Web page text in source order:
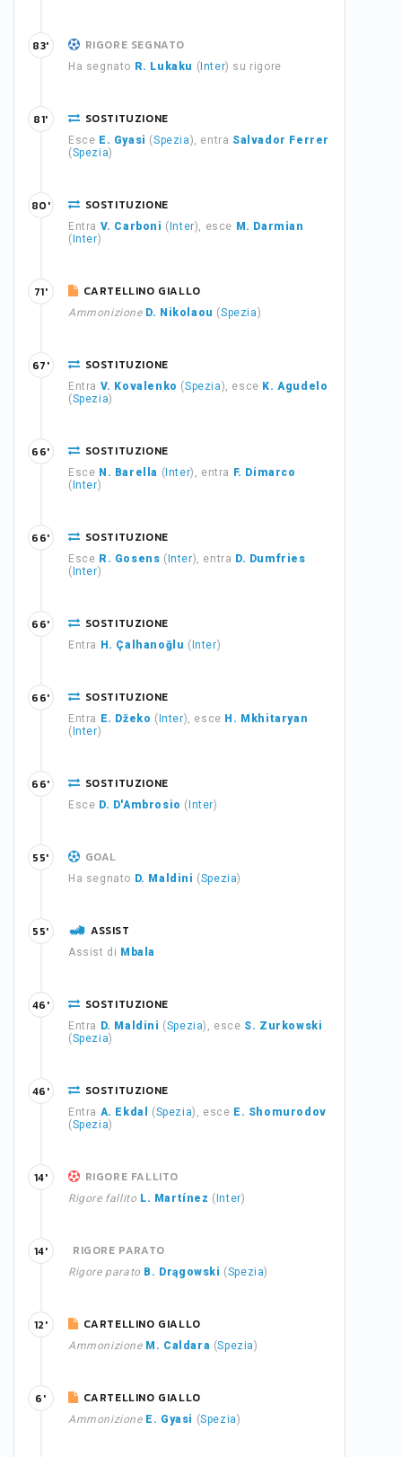
RIGORE SEGNATO
Ha segnato R. Lukaku ( Inter) su rigore
83'
SOSTITUZIONE
Esce E. Gyasi (Spezia), entra Salvador Ferrer
(Spezia)
81'
SOSTITUZIONE
Entra V. Carboni ( Inter), esce M. Darmian
( Inter)
80'
CARTELLINO GIALLO
Ammonizione D. Nikolaou (Spezia)
71'
SOSTITUZIONE
Entra V. Kovalenko (Spezia), esce K. Agudelo
(Spezia)
67'
SOSTITUZIONE
Esce N. Barella ( Inter), entra
F. Dimarco
( Inter)
66'
SOSTITUZIONE
Esce R. Gosens ( Inter), entra D. Dumfries
( Inter)
66'
SOSTITUZIONE
Entra H. Çalhanoğlu ( Inter)
66'
SOSTITUZIONE
Entra E. Džeko ( Inter), esce H. Mkhitaryan
( Inter)
66'
SOSTITUZIONE
Esce D. D'Ambrosio ( Inter)
66'
GOAL
Ha segnato D. Maldini (Spezia)
55'
ASSIST
Assist di Mbala
55'
SOSTITUZIONE
Entra D. Maldini (Spezia), esce S. Zurkowski
(Spezia)
46'
SOSTITUZIONE
Entra A. Ekdal (Spezia), esce E. Shomurodov
(Spezia)
46'
RIGORE FALLITO
Rigore fallito L. Martínez ( Inter)
14'
RIGORE PARATO
Rigore parato B. Drągowski (Spezia)
14'
CARTELLINO GIALLO
Ammonizione M. Caldara (Spezia)
12'
CARTELLINO GIALLO
Ammonizione E. Gyasi (Spezia)
6'